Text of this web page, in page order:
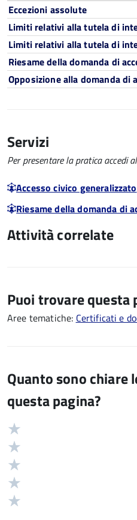
Eccezioni assolute
Limiti relativi alla tutela di
Limiti relativi alla tutela di
Riesame della domanda di
Opposizione alla domanda di
Servizi
Per presentare la pratica accedi
Accesso civico generalizzato
Riesame della domanda di
Attività correlate
Puoi trovare questa
Aree tematiche: Certificati e
Quanto sono chiare
questa pagina?
Valutazione